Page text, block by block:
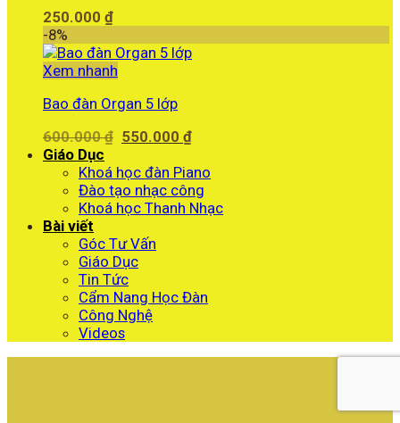
250.000 ₫
-8%
Xem nhanh
Bao đàn Organ 5 lớp
600.000₫ Giá
là:
600.000 ₫.
550.000₫Giá
tại
là:
550.000 ₫.
Giáo Dục
Khoá học đàn Piano
Đào tạo nhạc công
Khoá học Thanh Nhạc
Bài viết
Góc Tư Vấn
Giáo Dục
Tin Tức
Cẩm Nang Học Đàn
Công Nghệ
Videos